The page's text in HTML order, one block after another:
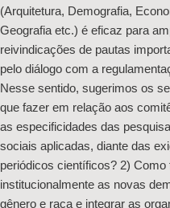
(Arquitetura, Demografia,
Geografia etc.) é eficaz para
reivindicações de pautas
pelo diálogo com a
Nesse sentido, sugerimos os
que fazer em relação aos
as especificidades das
sociais aplicadas, diante das
periódicos científicos? 2)
institucionalmente as novas
gênero e raça e integrar as